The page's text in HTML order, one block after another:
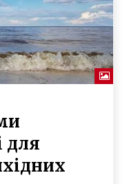
зірвався з даху
охранять 6.5 тысяч
виступів
в Україні набрала
для